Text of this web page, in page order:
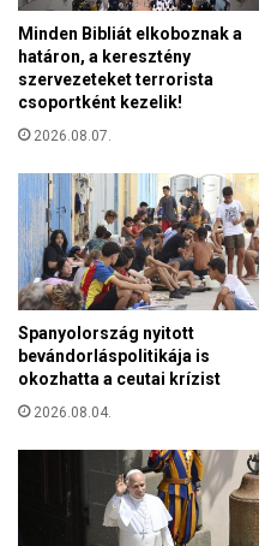
h
a
z
é
n
e
k
o
r
s
z
á
u
r
t
a
H
a
g
o
n
y
o
k
H
á
z
Minden Bibliát elkoboznak a
határon, a keresztény
szervezeteket terrorista
csoportként kezelik!
2026.08.07.
Spanyolország nyitott
bevándorláspolitikája is
okozhatta a ceutai krízist
2026.08.04.